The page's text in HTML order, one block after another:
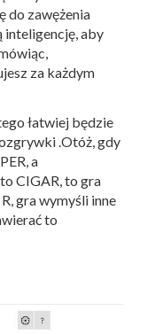
do zawężenia
inteligencję, aby
za każdym
łatwiej będzie
.Otóż, gdy
a
CIGAR, to gra
gra wymyśli inne
to